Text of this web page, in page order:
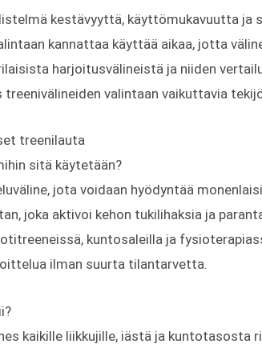
kestävyyttä, käyttömukavuutta ja
kannattaa käyttää aikaa, jotta
harjoitusvälineistä ja niiden
treenivälineiden valintaan vaikuttavia
treenilauta
sitä käytetään?
jota voidaan hyödyntää
joka aktivoi kehon tukilihaksia ja
kuntosaleilla ja
ilman suurta tilantarvetta.
kaikille liikkujille, iästä ja kuntotasosta